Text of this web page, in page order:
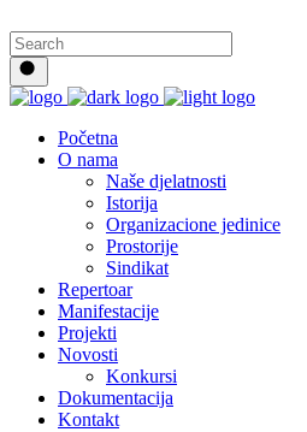
Početna
O nama
Naše djelatnosti
Istorija
Organizacione jedinice
Prostorije
Sindikat
Repertoar
Manifestacije
Projekti
Novosti
Konkursi
Dokumentacija
Kontakt